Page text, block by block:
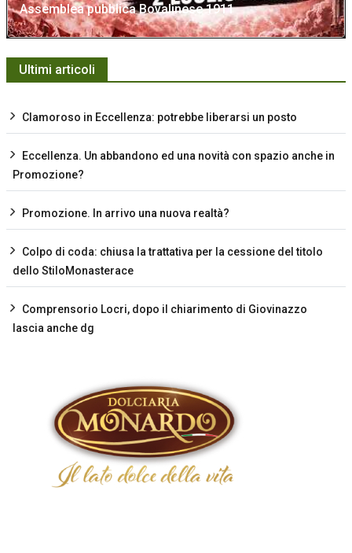
Assemblea pubblica Bovalinese 1911
Ultimi articoli
Clamoroso in Eccellenza: potrebbe liberarsi un posto
Eccellenza. Un abbandono ed una novità con spazio anche in
Promozione?
Promozione. In arrivo una nuova realtà?
Colpo di coda: chiusa la trattativa per la cessione del titolo
dello StiloMonasterace
Comprensorio Locri, dopo il chiarimento di Giovinazzo
lascia anche dg